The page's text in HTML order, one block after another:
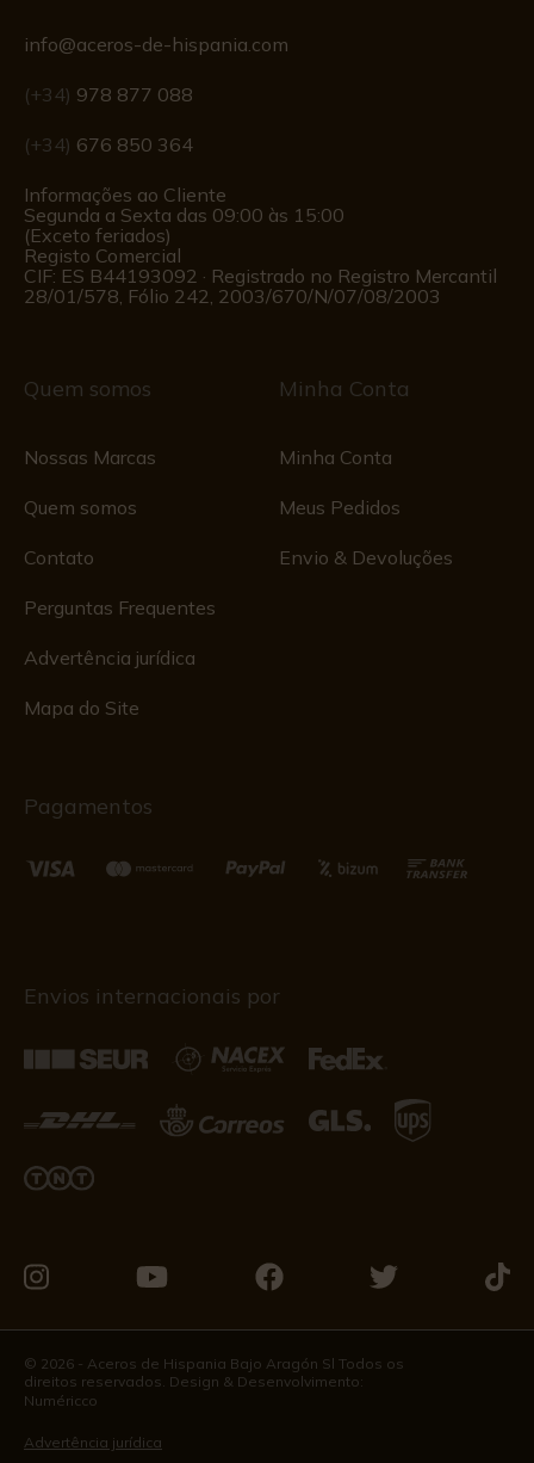
info@aceros-de-hispania.com
(+34) 978 877 088
(+34) 676 850 364
Informações ao Cliente
Segunda a Sexta das 09:00 às 15:00
(Exceto feriados)
Registo Comercial
CIF: ES B44193092 · Registrado no Registro Mercantil
28/01/578, Fólio 242, 2003/670/N/07/08/2003
Quem somos
Nossas Marcas
Quem somos
Contato
Perguntas Frequentes
Advertência jurídica
Mapa do Site
Minha Conta
Minha Conta
Meus Pedidos
Envio & Devoluções
Pagamentos
Envios internacionais por
nos
no
Instagram
nos
no
Youtube
nos
no
Facebook
nos
no
nos
© 2026 - Aceros de Hispania Bajo Aragón Sl Todos os
direitos reservados. Design & Desenvolvimento:
Numéricco
Advertência jurídica